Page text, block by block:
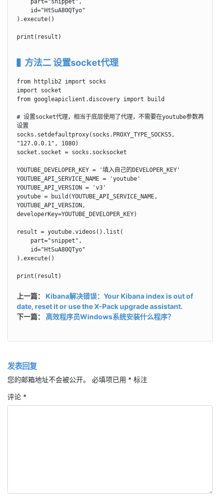
).execute()
print(result)
方法二 设置socket代理
from httplib2 import socks
import socket
from googleapiclient.discovery import build
# 设置socket代理，相当于底层使用了代理，不需要在youtube参数再
设置
socks.setdefaultproxy(socks.PROXY_TYPE_SOCKS5,
"127.0.0.1", 1080)
socket.socket = socks.socksocket
YOUTUBE_DEVELOPER_KEY = '填入自己的DEVELOPER_KEY'
YOUTUBE_API_SERVICE_NAME = 'youtube'
YOUTUBE_API_VERSION = 'v3'
youtube = build(YOUTUBE_API_SERVICE_NAME,
YOUTUBE_API_VERSION,
developerKey=YOUTUBE_DEVELOPER_KEY)
result = youtube.videos().list(
).execute()
print(result)
上一篇： Kibana解决错误：Your Kibana index is out of
date, reset it or use the X-Pack upgrade assistant.
下一篇： 高效程序员Windows系统安装什么程序？
发表回复
您的邮箱地址不会被公开。 必填项已用 * 标注
评论 *